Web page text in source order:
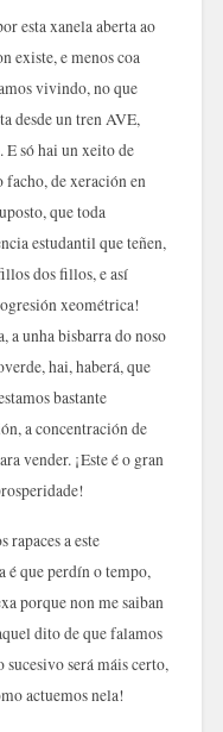
esta xanela aberta ao
existe, e menos coa
vivindo, no que
desde un tren AVE,
só hai un xeito de
facho, de xeración en
que toda
estudantil que teñen,
dos fillos, e así
xeométrica!
a unha bisbarra do noso
hai, haberá, que
bastante
a concentración de
vender. ¡Este é o gran
rapaces a este
é que perdín o tempo,
porque non me saiban
dito de que falamos
será máis certo,
actuemos nela!